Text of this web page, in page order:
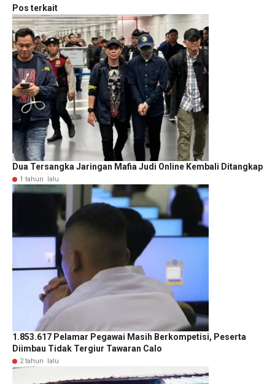
Pos terkait
Dua Tersangka Jaringan Mafia Judi Online Kembali Ditangkap
1 tahun lalu
1.853.617 Pelamar Pegawai Masih Berkompetisi, Peserta
Diimbau Tidak Tergiur Tawaran Calo
2 tahun lalu